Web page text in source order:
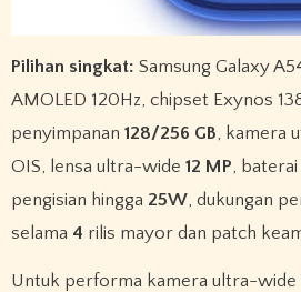
Pilihan singkat: Samsung Galaxy
AMOLED 120Hz, chipset Exynos
penyimpanan 128/256 GB, kamera
OIS, lensa ultra-wide 12 MP, baterai
pengisian hingga 25W, dukungan
selama 4 rilis mayor dan patch
Untuk performa kamera ultra-wide